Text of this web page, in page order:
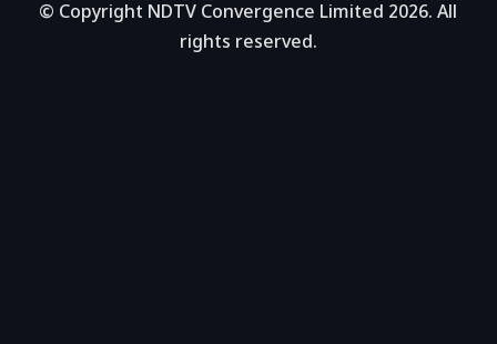
© Copyright NDTV Convergence Limited 2026. All
rights reserved.